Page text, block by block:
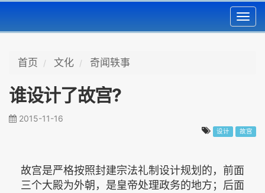
首页 文化 奇闻轶事
谁设计了故宫?
2015-11-16
设计 故宫
故宫是严格按照封建宗法礼制设计规划的，前面
三个大殿为外朝，是皇帝处理政务的地方；后面